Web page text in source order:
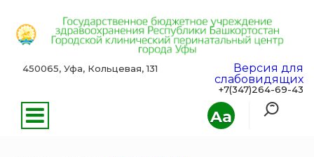
Aa
450065, Уфа, Кольцевая, 131
Версия для
слабовидящих
+7(347)264-69-43